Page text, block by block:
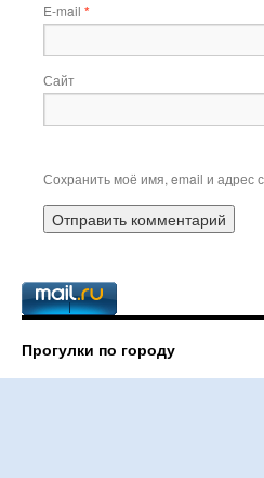
E-mail *
Сайт
Сохранить моё имя, email и адрес
Прогулки по городу